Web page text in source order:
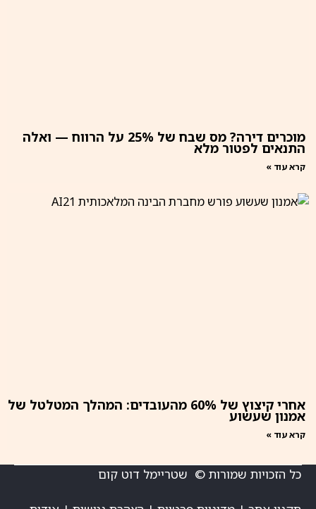
מוכרים דירה? מס שבח של 25% על הרווח — ואלה
התנאים לפטור מלא
קרא עוד »
אחרי קיצוץ של 60% מהעובדים: המהלך המטלטל של
אמנון שעשוע
קרא עוד »
כל הזכויות שמורות © שטריימל דוט קום